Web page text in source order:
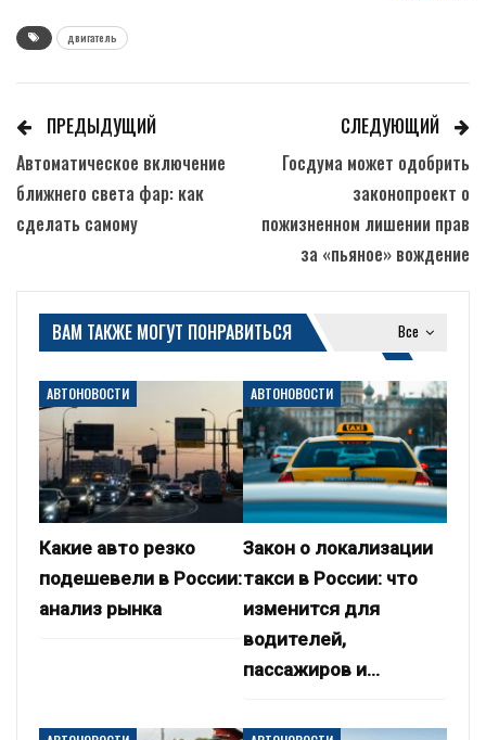
двигатель
ПРЕДЫДУЩИЙ
Автоматическое включение
ближнего света фар: как
сделать самому
СЛЕДУЮЩИЙ
Госдума может одобрить
законопроект о
пожизненном лишении прав
за «пьяное» вождение
Все
ВАМ ТАКЖЕ МОГУТ ПОНРАВИТЬСЯ
АВТОНОВОСТИ
Какие авто резко
подешевели в России:
анализ рынка
АВТОНОВОСТИ
Закон о локализации
такси в России: что
изменится для
водителей,
пассажиров и…